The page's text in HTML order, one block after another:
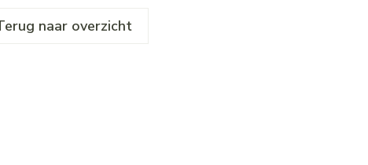
naar overzicht